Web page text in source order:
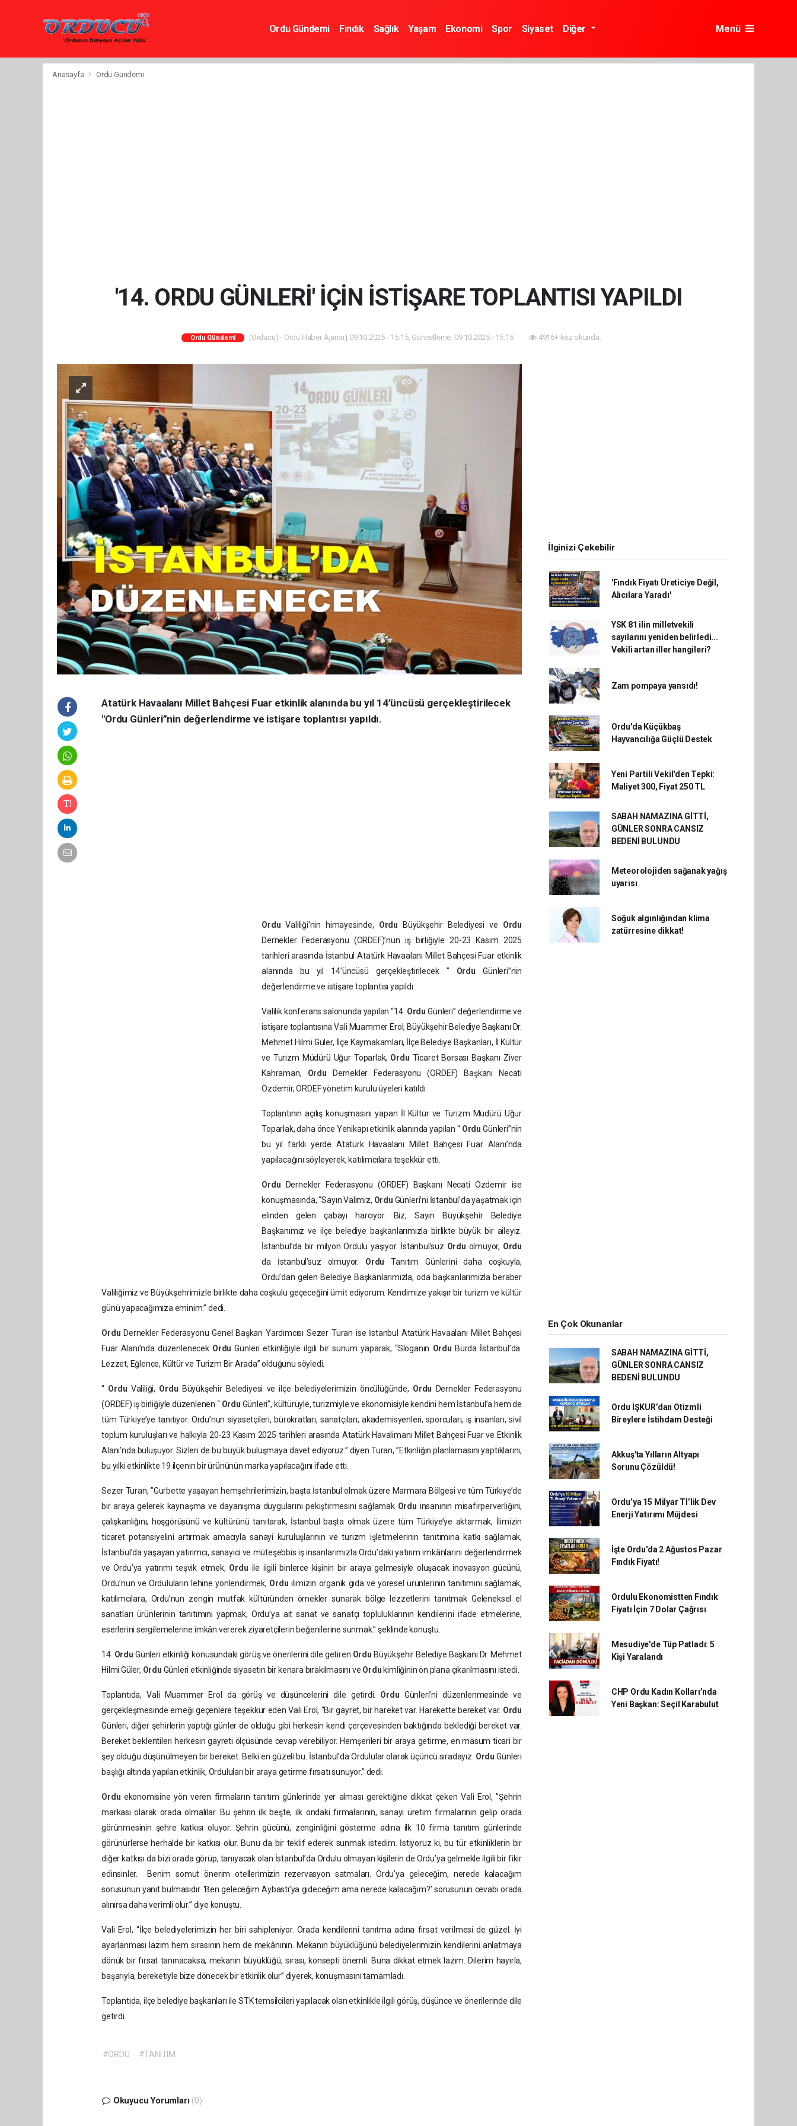
Ordu Gündemi Fındık Sağlık Yaşam Ekonomi Spor Siyaset Diğer Menü
Anasayfa Ordu Gündemi
'14. ORDU GÜNLERİ' İÇİN İSTİŞARE TOPLANTISI YAPILDI
Ordu Gündemi (Orducu) - Ordu Haber Ajansı | 09.10.2025 - 15:15, Güncelleme: 09.10.2025 - 15:15 4916+ kez okundu.
Atatürk Havaalanı Millet Bahçesi Fuar etkinlik alanında bu yıl 14’üncüsü gerçekleştirilecek
"Ordu Günleri”nin değerlendirme ve istişare toplantısı yapıldı.
OrduValiliği'nin himayesinde, Ordu Büyükşehir Belediyesi ve Ordu
Dernekler Federasyonu (ORDEF)’nun iş birliğiyle 20-23 Kasım 2025
tarihleri arasında İstanbul Atatürk Havaalanı Millet Bahçesi Fuar etkinlik
alanında bu yıl 14’üncüsü gerçekleştirilecek " OrduGünleri”nin
değerlendirme ve istişare toplantısı yapıldı.
Valilik konferans salonunda yapılan “14. OrduGünleri” değerlendirme ve
istişare toplantısına Vali Muammer Erol, Büyükşehir Belediye Başkanı Dr.
Mehmet Hilmi Güler, İlçe Kaymakamları, İlçe Belediye Başkanları, İl Kültür
ve Turizm Müdürü Uğur Toparlak, Ordu Ticaret Borsası Başkanı Ziver
Kahraman, Ordu
Dernekler Federasyonu (ORDEF) Başkanı Necati
Özdemir, ORDEF yönetim kurulu üyeleri katıldı.
Toplantının açılış konuşmasını yapan İl Kültür ve Turizm Müdürü Uğur
Toparlak, daha önce Yenikapı etkinlik alanında yapılan “ OrduGünleri”nin
bu yıl farklı yerde Atatürk Havaalanı Millet Bahçesi Fuar Alanı’nda
yapılacağını söyleyerek, katılımcılara teşekkür etti.
Ordu
Dernekler Federasyonu (ORDEF) Başkanı Necati Özdemir ise
konuşmasında, “Sayın Valimiz, Ordu Günleri’ni İstanbul’da yaşatmak için
elinden gelen çabayı harcıyor. Biz, Sayın Büyükşehir Belediye
Başkanımız ve ilçe belediye başkanlarımızla birlikte büyük bir aileyiz.
İstanbul’da bir milyon Ordulu yaşıyor. İstanbul’suz Ordu olmuyor, Ordu
da İstanbul’suz olmuyor. OrduTanıtım Günlerini daha coşkuyla,
Ordu’dan gelen Belediye Başkanlarımızla, oda başkanlarımızla beraber
Valiliğimiz ve Büyükşehrimizle birlikte daha coşkulu geçeceğini ümit ediyorum. Kendimize yakışır bir turizm ve kültür
günü yapacağımıza eminim.” dedi.
Ordu Dernekler Federasyonu Genel Başkan Yardımcısı Sezer Turan ise İstanbul Atatürk Havaalanı Millet Bahçesi
Fuar Alanı’nda düzenlenecek OrduGünleri etkinliğiyle ilgili bir sunum yaparak, “Sloganın Ordu Burda İstanbul’da.
Lezzet, Eğlence, Kültür ve Turizm Bir Arada” olduğunu söyledi.
“ Ordu Valiliği, Ordu Büyükşehir Belediyesi ve ilçe belediyelerimizin öncülüğünde, Ordu
Dernekler Federasyonu
(ORDEF) iş birliğiyle düzenlenen “ Ordu Günleri”, kültürüyle, turizmiyle ve ekonomisiyle kendini hem İstanbul’a hem de
tüm Türkiye’ye tanıtıyor. Ordu’nun siyasetçileri, bürokratları, sanatçıları, akademisyenleri, sporcuları, iş insanları, sivil
toplum kuruluşları ve halkıyla 20-23 Kasım 2025 tarihleri arasında Atatürk Havalimanı Millet Bahçesi Fuar ve Etkinlik
Alanı’nda buluşuyor. Sizleri de bu büyük buluşmaya davet ediyoruz.” diyen Turan, ”Etkinliğin planlamasını yaptıklarını,
bu yılki etkinlikte 19 ilçenin bir ürününün marka yapılacağını ifade etti.
Sezer Turan, ”Gurbette yaşayan hemşehrilerimizin, başta İstanbul olmak üzere Marmara Bölgesi ve tüm Türkiye’de
bir araya gelerek kaynaşma ve dayanışma duygularını pekiştirmesini sağlamak Ordu insanının misafirperverliğini,
çalışkanlığını, hoşgörüsünü ve kültürünü tanıtarak, İstanbul başta olmak üzere tüm Türkiye’ye aktarmak, İlimizin
ticaret potansiyelini artırmak amacıyla sanayi kuruluşlarının ve turizm işletmelerinin tanıtımına katkı sağlamak,
İstanbul’da yaşayan yatırımcı, sanayici ve müteşebbis iş insanlarımızla Ordu’daki yatırım imkânlarını değerlendirmek
ve Ordu’ya yatırımı teşvik etmek, Ordu ile ilgili binlerce kişinin bir araya gelmesiyle oluşacak inovasyon gücünü,
Ordu’nun ve Orduluların lehine yönlendirmek, Ordu ilimizin organik gıda ve yöresel ürünlerinin tanıtımını sağlamak,
katılımcılara, Ordu’nun zengin mutfak kültüründen örnekler sunarak bölge lezzetlerini tanıtmak Geleneksel el
sanatları ürünlerinin tanıtımını yapmak, Ordu’ya ait sanat ve sanatçı topluluklarının kendilerini ifade etmelerine,
eserlerini sergilemelerine imkân vererek ziyaretçilerin beğenilerine sunmak.” şeklinde konuştu.
14. OrduGünleri etkinliği konusundaki görüş ve önerilerini dile getiren Ordu Büyükşehir Belediye Başkanı Dr. Mehmet
Hilmi Güler, Ordu Günleri etkinliğinde siyasetin bir kenara bırakılmasını ve Ordu kimliğinin ön plana çıkarılmasını istedi.
Toplantıda, Vali Muammer Erol da görüş ve düşüncelerini dile getirdi. Ordu Günleri’ni düzenlenmesinde ve
gerçekleşmesinde emeği geçenlere teşekkür eden Vali Erol, “Bir gayret, bir hareket var. Harekette bereket var. Ordu
Günleri, diğer şehirlerin yaptığı günler de olduğu gibi herkesin kendi çerçevesinden baktığında beklediği bereket var.
Bereket beklentileri herkesin gayreti ölçüsünde cevap verebiliyor. Hemşerileri bir araya getirme, en masum ticari bir
şey olduğu düşünülmeyen bir bereket. Belki en güzeli bu. İstanbul’da Ordulular olarak üçüncü sıradayız. OrduGünleri
başlığı altında yapılan etkinlik, Orduluları bir araya getirme fırsatı sunuyor.” dedi.
Ordu ekonomisine yön veren firmaların tanıtım günlerinde yer alması gerektiğine dikkat çeken Vali Erol, ”Şehrin
markası olarak orada olmalılar. Bu şehrin ilk beşte, ilk ondaki firmalarının, sanayi üretim firmalarının gelip orada
görünmesinin şehre katkısı oluyor. Şehrin gücünü, zenginliğini gösterme adına ilk 10 firma tanıtım günlerinde
görünürlerse herhalde bir katkısı olur. Bunu da bir teklif ederek sunmak istedim. İstiyoruz ki, bu tür etkinliklerin bir
diğer katkısı da bizi orada görüp, tanıyacak olan İstanbul’da Ordulu olmayan kişilerin de Ordu’ya gelmekle ilgili bir fikir
edinsinler. Benim somut önerim otellerimizin rezervasyon satmaları. Ordu’ya geleceğim, nerede kalacağım
sorusunun yanıt bulmasıdır. ‘Ben geleceğim Aybastı’ya gideceğim ama nerede kalacağım?’ sorusunun cevabı orada
alınırsa daha verimli olur.” diye konuştu.
Vali Erol, “İlçe belediyelerimizin her biri sahipleniyor. Orada kendilerini tanıtma adına fırsat verilmesi de güzel. İyi
ayarlanması lazım hem sırasının hem de mekânının. Mekanın büyüklüğünü belediyelerimizin kendilerini anlatmaya
dönük bir fırsat tanınacaksa, mekanın büyüklüğü, sırası, konsepti önemli. Buna dikkat etmek lazım. Dilerim hayırla,
başarıyla, bereketiyle bize dönecek bir etkinlik olur” diyerek, konuşmasını tamamladı.
Toplantıda, ilçe belediye başkanları ile STK temsilcileri yapılacak olan etkinlikle ilgili görüş, düşünce ve önerilerinde dile
getirdi.
#ORDU #TANITIM
Okuyucu Yorumları (0)
İlginizi Çekebilir
'Fındık Fiyatı Üreticiye Değil,
Alıcılara Yaradı'
YSK 81 ilin milletvekili
sayılarını yeniden belirledi...
Vekili artan iller hangileri?
Zam pompaya yansıdı!
Ordu'da Küçükbaş
Hayvancılığa Güçlü Destek
Yeni Partili Vekil'den Tepki:
Maliyet 300, Fiyat 250 TL
SABAH NAMAZINA GİTTİ,
GÜNLER SONRA CANSIZ
BEDENİ BULUNDU
Meteorolojiden sağanak yağış
uyarısı
Soğuk algınlığından klima
zatürresine dikkat!
En Çok Okunanlar
SABAH NAMAZINA GİTTİ,
GÜNLER SONRA CANSIZ
BEDENİ BULUNDU
Ordu İŞKUR’dan Otizmli
Bireylere İstihdam Desteği
Akkuş'ta Yılların Altyapı
Sorunu Çözüldü!
Ordu’ya 15 Milyar Tl’lik Dev
Enerji Yatırımı Müjdesi
İşte Ordu'da 2 Ağustos Pazar
Fındık Fiyatı!
Ordulu Ekonomistten Fındık
Fiyatı İçin 7 Dolar Çağrısı
Mesudiye'de Tüp Patladı: 5
Kişi Yaralandı
CHP Ordu Kadın Kolları’nda
Yeni Başkan: Seçil Karabulut